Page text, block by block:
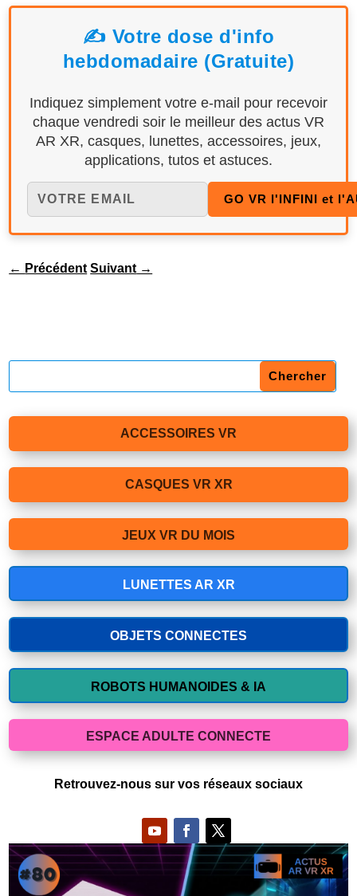
✍️ Votre dose d'info
hebdomadaire (Gratuite)
Indiquez simplement votre e-mail pour recevoir
chaque vendredi soir le meilleur des actus VR
AR XR, casques, lunettes, accessoires, jeux,
applications, tutos et astuces.
← Précédent Suivant →
ACCESSOIRES VR
CASQUES VR XR
JEUX VR DU MOIS
LUNETTES AR XR
OBJETS CONNECTES
ROBOTS HUMANOIDES & IA
ESPACE ADULTE CONNECTE
Retrouvez-nous sur vos réseaux sociaux